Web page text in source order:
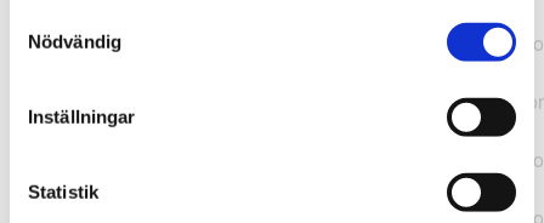
Nödvändig
Inställningar
Statistik
(https://webshop.pressbyran.se/_next/static/chunks/
https://webshop.pressbyran.se/_next/static/chunks/
b241200379730ac0.js:1:167872 at uI
(https://webshop.pressbyran.se/_next/static/chunks/
b241200379730ac0.js:1:167879) at uE
(https://webshop.pressbyran.se/_next/static/chunks/